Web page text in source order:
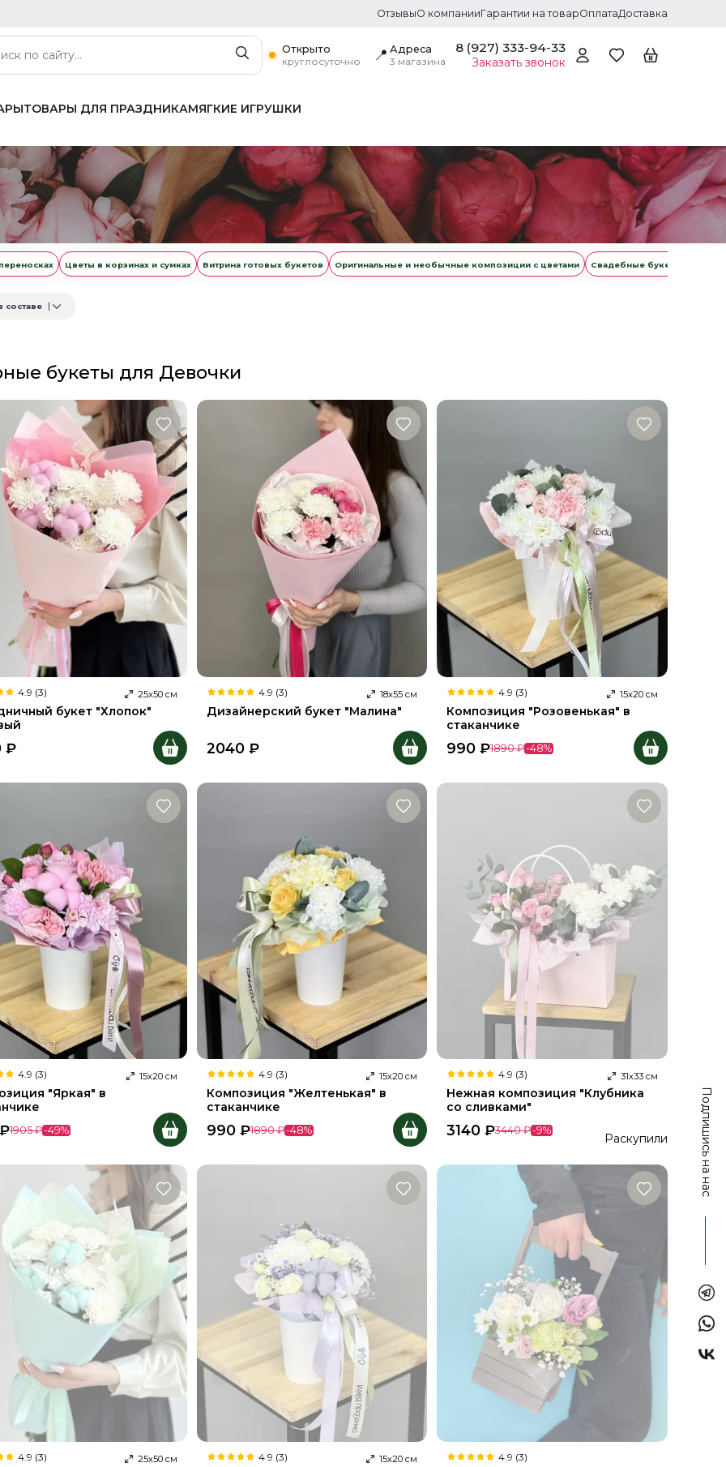
ОтзывыО компанииГарантии на товарОплатаДоставка
Открыто
круглосуточно
📍 Адреса
3 магазина
8 (927) 333-94-33
Заказать звонок
ТОВАРЫ ДЛЯ ПРАЗДНИКАМЯГКИЕ ИГРУШКИ
Цветы в корзинах и сумках Витрина готовых букетов Оригинальные и необычные композиции с цветами Свадебные букеты
составе
букеты для Девочки
4.9 (3) 25х50см
букет "Хлопок"
₽
4.9 (3) 18х55 см
Дизайнерский букет "Малина"
2040 ₽
4.9 (3) 15х20см
Композиция "Розовенькая" в
стаканчике
990 ₽1890 ₽-48%
4.9 (3) 15х20см
"Яркая" в
₽1905 ₽-49%
4.9 (3) 15х20 см
Композиция "Желтенькая" в
стаканчике
990 ₽1890 ₽-48%
4.9 (3) 31х33см
Нежная композиция "Клубника
со сливками"
3140 ₽3440 ₽-9%
Раскупили
4.9 (3) 25х50см 4.9 (3) 15х20 см 4.9 (3)
Подпишись на нас